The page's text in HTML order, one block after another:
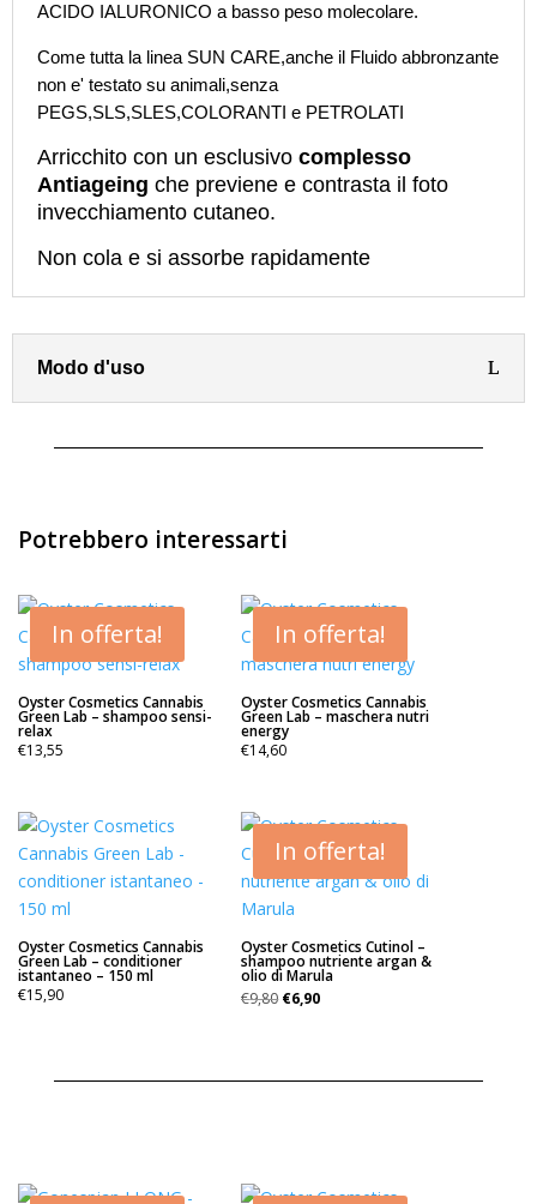
ACIDO IALURONICO a basso peso molecolare.
Come tutta la linea SUN CARE,anche il Fluido abbronzante
non e' testato su animali,senza
PEGS,SLS,SLES,COLORANTI e PETROLATI
Arricchito con un esclusivo complesso
Antiageing che previene e contrasta il foto
invecchiamento cutaneo.
Non cola e si assorbe rapidamente
Modo d'uso
Potrebbero interessarti
In offerta!
Oyster Cosmetics Cannabis
Green Lab – shampoo sensi-
relax
€13,55
In offerta!
Oyster Cosmetics Cannabis
Green Lab – maschera nutri
energy
€14,60
Oyster Cosmetics Cannabis
Green Lab – conditioner
istantaneo – 150 ml
€15,90
In offerta!
Oyster Cosmetics Cutinol –
shampoo nutriente argan &
olio di Marula
€9,80 Il
€6,90Il